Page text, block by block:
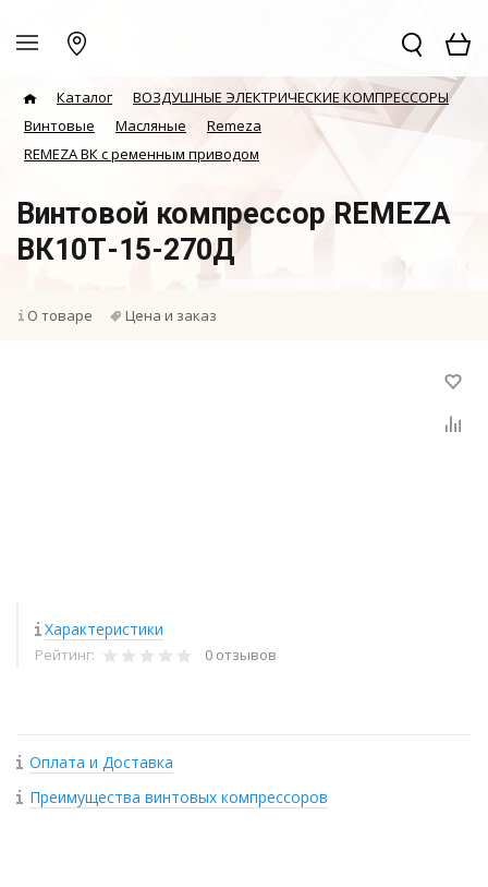
Каталог
ВОЗДУШНЫЕ ЭЛЕКТРИЧЕСКИЕ КОМПРЕССОРЫ
Винтовые
Масляные
Remeza
REMEZA ВК с ременным приводом
Винтовой компрессор REMEZA
ВК10Т-15-270Д
О товаре Цена и заказ
Характеристики
Рейтинг: 0 отзывов
Оплата и Доставка
Преимущества винтовых компрессоров